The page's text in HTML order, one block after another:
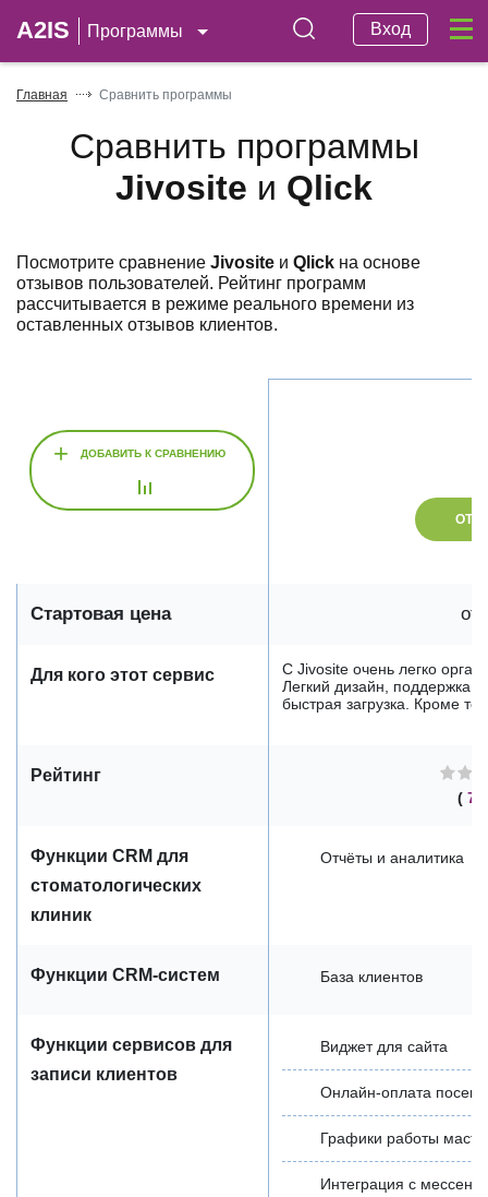
A2IS Программы Вход
Главная Сравнить программы
Сравнить программы
Jivosite и Qlick
Посмотрите сравнение Jivosite и Qlick на основе
отзывов пользователей. Рейтинг программ
рассчитывается в режиме реального времени из
оставленных отзывов клиентов.
+ ДОБАВИТЬ К СРАВНЕНИЮ
Стартовая цена от
Для кого этот сервис
С Jivosite очень легко
Легкий дизайн, поддержка
быстрая загрузка. Кроме
Рейтинг
( 7
Функции CRM для
стоматологических
клиник
Отчёты и аналитика
Функции CRM-систем База клиентов
Функции сервисов для
записи клиентов
Виджет для сайта
Онлайн-оплата
Графики работы
Интеграция с